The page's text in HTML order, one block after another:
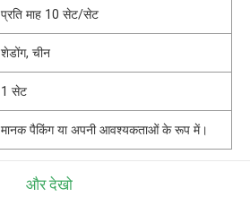
प्रति माह 10 सेट/सेट
शेडोंग, चीन
1 सेट
मानक पैकिंग या अपनी आवश्यकताओं के रूप में।
और देखो